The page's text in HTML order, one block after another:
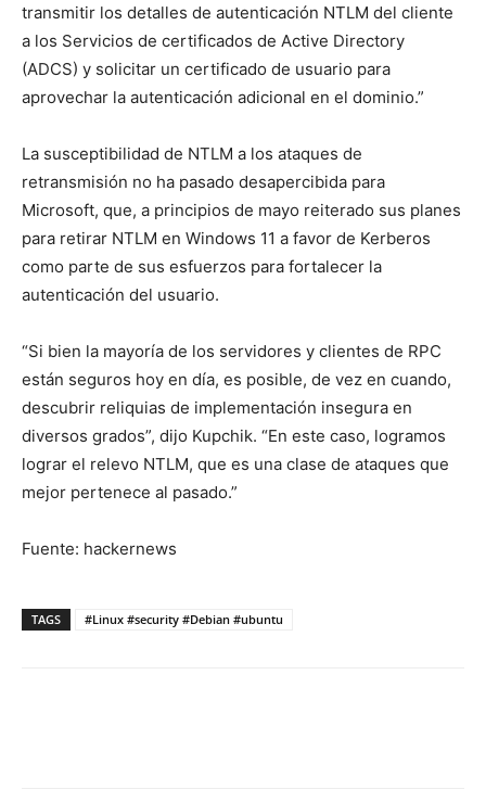
transmitir los detalles de autenticación NTLM del cliente
a los Servicios de certificados de Active Directory
(ADCS) y solicitar un certificado de usuario para
aprovechar la autenticación adicional en el dominio.”
La susceptibilidad de NTLM a los ataques de
retransmisión no ha pasado desapercibida para
Microsoft, que, a principios de mayo reiterado sus planes
para retirar NTLM en Windows 11 a favor de Kerberos
como parte de sus esfuerzos para fortalecer la
autenticación del usuario.
“Si bien la mayoría de los servidores y clientes de RPC
están seguros hoy en día, es posible, de vez en cuando,
descubrir reliquias de implementación insegura en
diversos grados”, dijo Kupchik. “En este caso, logramos
lograr el relevo NTLM, que es una clase de ataques que
mejor pertenece al pasado.”
Fuente: hackernews
TAGS #Linux #security #Debian #ubuntu